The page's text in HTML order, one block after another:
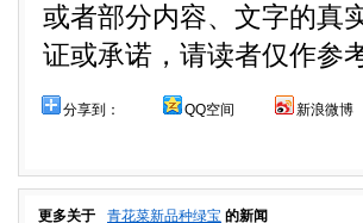
或者部分内容、文字的真
证或承诺，请读者仅作参
分享到： QQ空间 新浪微博
更多关于 青花菜新品种绿宝 的新闻